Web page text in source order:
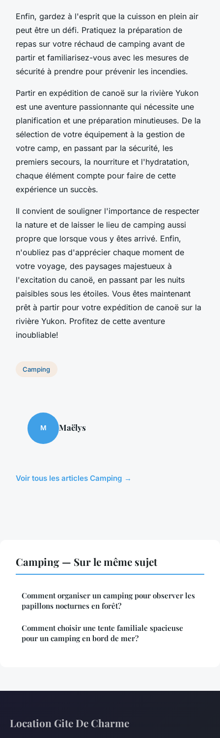
Enfin, gardez à l'esprit que la cuisson en plein air
peut être un défi. Pratiquez la préparation de
repas sur votre réchaud de camping avant de
partir et familiarisez-vous avec les mesures de
sécurité à prendre pour prévenir les incendies.
Partir en expédition de canoë sur la rivière Yukon
est une aventure passionnante qui nécessite une
planification et une préparation minutieuses. De la
sélection de votre équipement à la gestion de
votre camp, en passant par la sécurité, les
premiers secours, la nourriture et l'hydratation,
chaque élément compte pour faire de cette
expérience un succès.
Il convient de souligner l'importance de respecter
la nature et de laisser le lieu de camping aussi
propre que lorsque vous y êtes arrivé. Enfin,
n'oubliez pas d'apprécier chaque moment de
votre voyage, des paysages majestueux à
l'excitation du canoë, en passant par les nuits
paisibles sous les étoiles. Vous êtes maintenant
prêt à partir pour votre expédition de canoë sur la
rivière Yukon. Profitez de cette aventure
inoubliable!
Camping
M Maëlys
Voir tous les articles Camping →
Camping — Sur le même sujet
Comment organiser un camping pour observer les
papillons nocturnes en forêt?
Comment choisir une tente familiale spacieuse
pour un camping en bord de mer?
Location Gite De Charme